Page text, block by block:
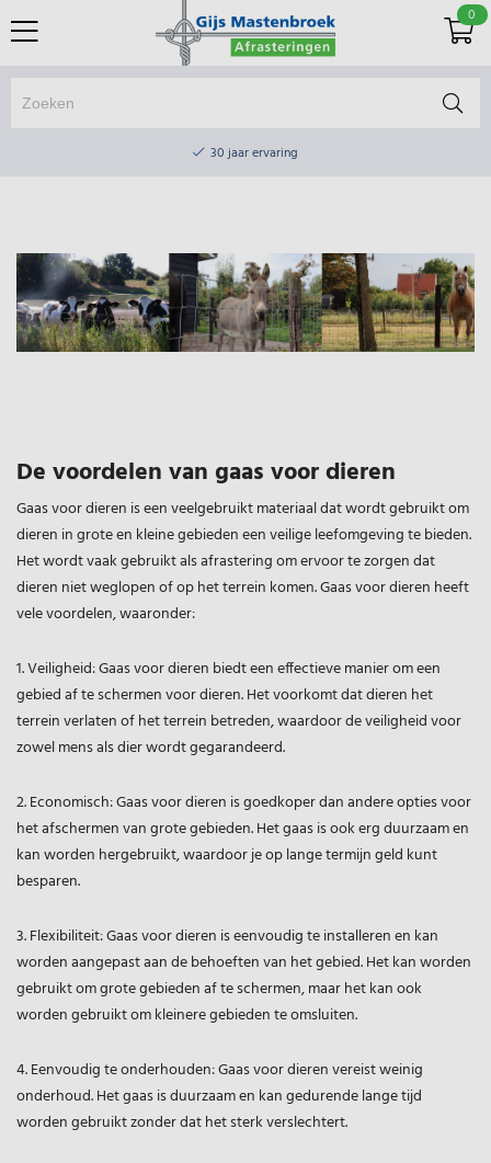
0
30 jaar ervaring
30 jaar ervaring
Elektrisch afrasteringsmateriaal gratis verzending vanaf €75
De voordelen van gaas voor dieren
Gaas voor dieren is een veelgebruikt materiaal dat wordt gebruikt om
dieren in grote en kleine gebieden een veilige leefomgeving te bieden.
Het wordt vaak gebruikt als afrastering om ervoor te zorgen dat
dieren niet weglopen of op het terrein komen. Gaas voor dieren heeft
vele voordelen, waaronder:
1. Veiligheid: Gaas voor dieren biedt een effectieve manier om een
gebied af te schermen voor dieren. Het voorkomt dat dieren het
terrein verlaten of het terrein betreden, waardoor de veiligheid voor
zowel mens als dier wordt gegarandeerd.
2. Economisch: Gaas voor dieren is goedkoper dan andere opties voor
het afschermen van grote gebieden. Het gaas is ook erg duurzaam en
kan worden hergebruikt, waardoor je op lange termijn geld kunt
besparen.
3. Flexibiliteit: Gaas voor dieren is eenvoudig te installeren en kan
worden aangepast aan de behoeften van het gebied. Het kan worden
gebruikt om grote gebieden af te schermen, maar het kan ook
worden gebruikt om kleinere gebieden te omsluiten.
4. Eenvoudig te onderhouden: Gaas voor dieren vereist weinig
onderhoud. Het gaas is duurzaam en kan gedurende lange tijd
worden gebruikt zonder dat het sterk verslechtert.